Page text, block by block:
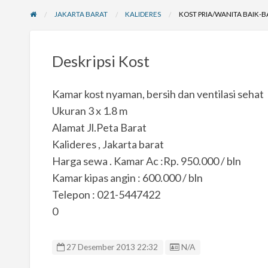
JAKARTA BARAT KALIDERES KOST PRIA/WANITA BAIK-
Deskripsi Kost
Kamar kost nyaman, bersih dan ventilasi sehat
Ukuran 3 x 1.8 m
Alamat Jl.Peta Barat
Kalideres , Jakarta barat
Harga sewa . Kamar Ac :Rp. 950.000 / bln
Kamar kipas angin : 600.000 / bln
Telepon : 021-5447422
0
27 Desember 2013 22:32 Listing ID
N/A